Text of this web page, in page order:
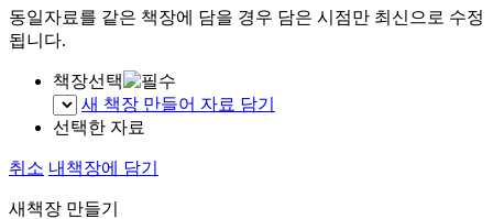
동일자료를 같은 책장에 담을 경우 담은 시점만 최신으로 수정
됩니다.
책장선택
새 책장 만들어 자료 담기
선택한 자료
취소 내책장에 담기
새책장 만들기